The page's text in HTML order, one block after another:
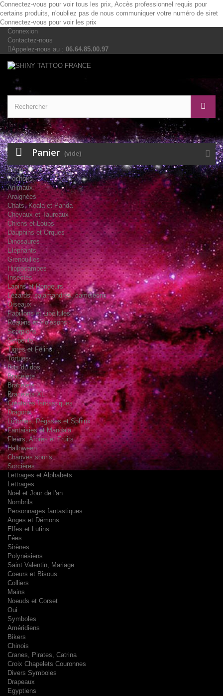
Connectez-vous pour voir tous les prix, Accès professionnel requis pour
certains produits, n'oubliez pas de nous communiquer votre numéro de siret
Connectez-vous pour voir les prix
Connexion
Contactez-nous
Appelez-nous au : 06.64.85.00.97
Panier (vide)
Menu
Pochoirs
Animaux
Araignées
Chats, Koala et Panda
Chevaux et Taureaux
Chiens et Loups
Dauphins et Orques
Dinosaures
Eléphants
Grenouilles
Hippocampes
Insectes
Lapins et Rongeurs
Lézards, salamandres, caméléons
Oiseaux
Papillons et Libellules
Requins et Poissons
Scorpions
Serpents
Tigres et Félins
Tortues
Bas du dos
Bracelets
Bracelets
Bracelets XL
Créatures fantastiques
Dragons
Licornes, Pégases et Sphinx
Fantaisies et Mandala
Fleurs, Arbres et Fruits
Halloween
Chauves souris
Sorcières
Lettrages et Alphabets
Lettrages
Noël et Jour de l'an
Nombrils
Personnages fantastiques
Anges et Démons
Elfes et Lutins
Fées
Sirènes
Polynésiens
Saint Valentin, Mariage
Coeurs et Bisous
Colliers
Mains
Noeuds et Corset
Oui
Symboles
Améridiens
Bikers
Chinois
Cranes, Pirates, Catrina
Croix Chapelets Couronnes
Divers Symboles
Drapeaux
Egyptiens